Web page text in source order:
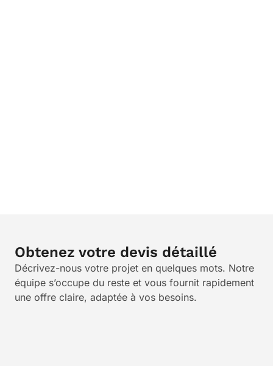
Obtenez votre devis détaillé
Décrivez-nous votre projet en quelques mots. Notre
équipe s’occupe du reste et vous fournit rapidement
une offre claire, adaptée à vos besoins.